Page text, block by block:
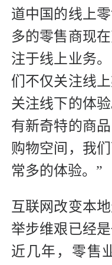
道中国的线上
多的零售商现
注于线上业务
们不仅关注线
关注线下的体
有新奇特的商
购物空间，我
常多的体验。”
互联网改变本
举步维艰已经
近几年，零售